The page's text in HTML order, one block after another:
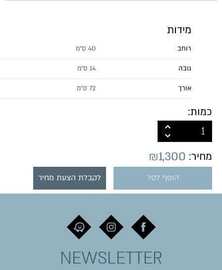
מידות
רוחב 40 ס"מ
גובה 14 ס"מ
אורך 72 ס"מ
כמות:
מחיר: ₪1,300
הוסף לסל לקבלת הצעת מחיר
NEWSLETTER